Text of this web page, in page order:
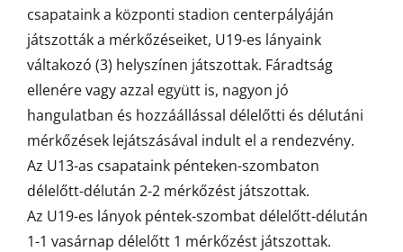
csapataink a központi stadion centerpályáján
játszották a mérkőzéseiket, U19-es lányaink
váltakozó (3) helyszínen játszottak. Fáradtság
ellenére vagy azzal együtt is, nagyon jó
hangulatban és hozzáállással délelőtti és délutáni
mérkőzések lejátszásával indult el a rendezvény.
Az U13-as csapataink pénteken-szombaton
délelőtt-délután 2-2 mérkőzést játszottak.
Az U19-es lányok péntek-szombat délelőtt-délután
1-1 vasárnap délelőtt 1 mérkőzést játszottak.